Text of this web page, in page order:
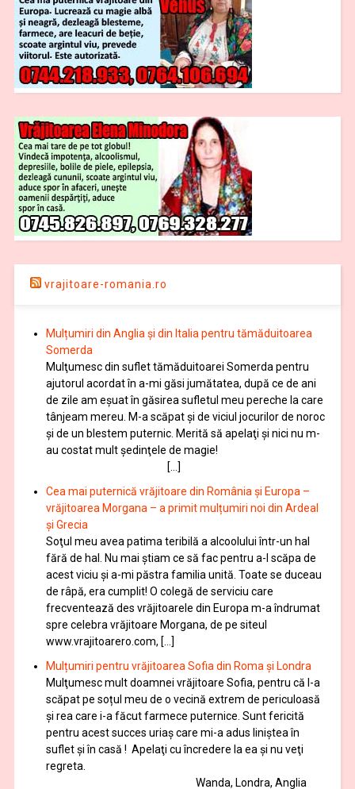
vrajitoare-romania.ro
Mulțumiri din Anglia și din Italia pentru tămăduitoarea
Somerda
Mulţumesc din suflet tămăduitoarei Somerda pentru
ajutorul acordat în a-mi găsi jumătatea, după ce de ani
de zile am eşuat în găsirea sufletul meu pereche la care
tânjeam mereu. M-a scăpat şi de viciul jocurilor de noroc
şi de un blestem puternic. Merită să apelaţi şi nici nu m-
au costat mult şedinţele de magie!
[…]
Cea mai puternică vrăjitoare din România și Europa –
vrăjitoarea Morgana – a primit mulțumiri noi din Ardeal
și Grecia
Soţul meu avea patima teribilă a alcoolului într-un hal
fără de hal. Nu mai ştiam ce să fac pentru a-l scăpa de
acest viciu şi a-mi păstra familia unită. Toate se duceau
de râpă, era cumplit! O colegă de serviciu care
frecventează des vrăjitoarele din Europa m-a îndrumat
spre celebra vrăjitoare Morgana, de pe siteul
www.vrajitoarero.com, […]
Mulțumiri pentru vrăjitoarea Sofia din Roma și Londra
Mulţumesc mult doamnei vrăjitoare Sofia, pentru că l-a
scăpat pe soțul meu de o vecină extrem de periculoasă
și rea care i-a făcut farmece puternice. Sunt fericită
pentru acest succes uriaș care mi-a adus liniștea în
suflet și în casă ! Apelaţi cu încredere la ea şi nu veţi
regreta.
Wanda, Londra, Anglia